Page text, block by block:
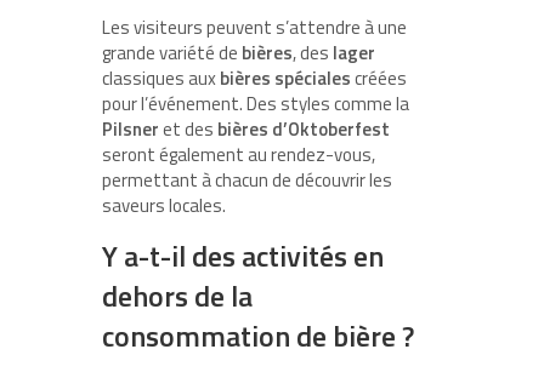
Les visiteurs peuvent s’attendre à une
grande variété de bières, des lager
classiques auxbières spécialescréées
pour l’événement. Des styles comme la
Pilsneret des bières d’Oktoberfest
seront également au rendez-vous,
permettant à chacun de découvrir les
saveurs locales.
Y a-t-il des activités en
dehors de la
consommation de bière ?